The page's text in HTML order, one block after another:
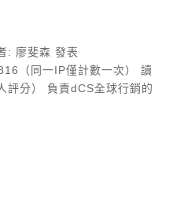
: 廖斐森 發表
（同一IP僅計數一次） 讀
評分） 負責dCS全球行銷的